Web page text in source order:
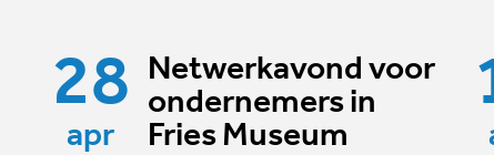
28
apr
Netwerkavond voor
ondernemers in
Fries Museum